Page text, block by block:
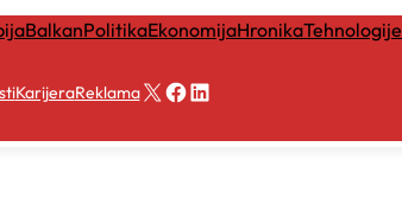
BalkanPolitikaEkonomijaHronikaTehnologije
KarijeraReklamaX Facebook
LinkedIn